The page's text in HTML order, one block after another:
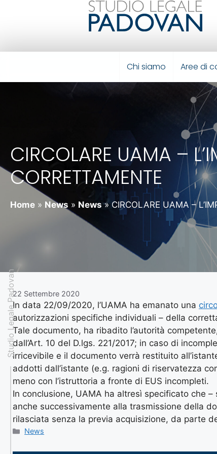
Chi siamo Aree di
CIRCOLARE UAMA –
CORRETTAMENTE
Home » News » News » CIRCOLARE UAMA –
Studio Legale Padovan22 Settembre 2020
In data 22/09/2020, l’UAMA ha emanato una
autorizzazioni specifiche individuali – della
Tale documento, ha ribadito l’autorità
dall’Art. 10 del D.lgs. 221/2017; in caso di
irricevibile e il documento verrà restituito
addotti dall’istante (e.g. ragioni di riservatezza
meno con l’istruttoria a fronte di EUS incompleti.
In conclusione, UAMA ha altresì specificato che –
anche successivamente alla trasmissione della
rilasciata senza la previa acquisizione, da parte
News